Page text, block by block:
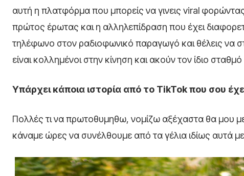
αυτή η πλατφόρμα που μπορείς να γινεις viral
πρώτος έρωτας και η αλληλεπίδραση που έχει
τηλέφωνο στον ραδιοφωνικό παραγωγό και θέλεις να
είναι κολλημένοι στην κίνηση και ακούν τον ίδιο
Υπάρχει κάποια ιστορία από το TikTok που σου
Πολλές τι να πρωτοθυμηθω, νομίζω αξέχαστα θα μου
κάναμε ώρες να συνέλθουμε από τα γέλια ιδίως αυτά